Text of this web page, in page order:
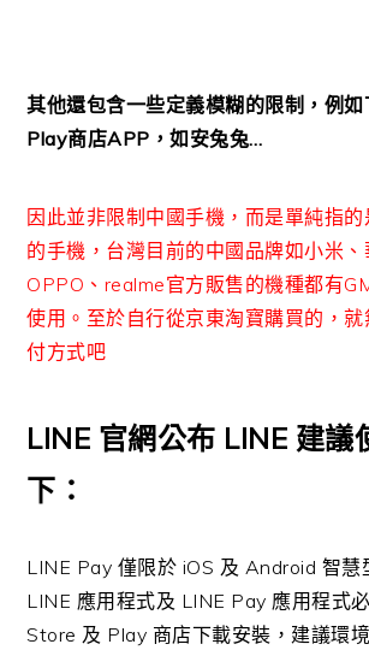
其他還包含一些定義模糊的限制，例
Play商店APP，如安兔兔…
因此並非限制中國手機，而是單純指的
的手機，台灣目前的中國品牌如小米、
OPPO、realme官方販售的機種都有
使用。至於自行從京東淘寶購買的，
付方式吧
LINE 官網公布 LINE 建議
下：
LINE Pay 僅限於 iOS 及 Android 智慧
LINE 應用程式及 LINE Pay 應用程式
Store 及 Play 商店下載安裝，建議環境